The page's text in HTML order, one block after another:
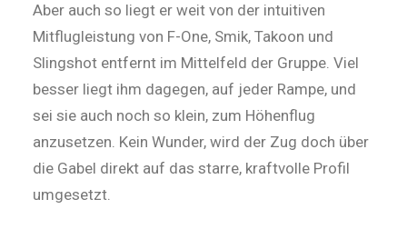
Aber auch so liegt er weit von der intuitiven
Mitflugleistung von F-One, Smik, Takoon und
Slingshot entfernt im Mittelfeld der Gruppe. Viel
besser liegt ihm dagegen, auf jeder Rampe, und
sei sie auch noch so klein, zum Höhenflug
anzusetzen. Kein Wunder, wird der Zug doch über
die Gabel direkt auf das starre, kraftvolle Profil
umgesetzt.